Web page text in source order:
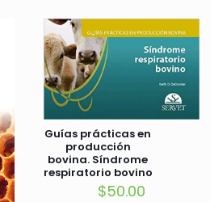
Guías prácticas en
producción
bovina. Síndrome
respiratorio bovino
$50.00